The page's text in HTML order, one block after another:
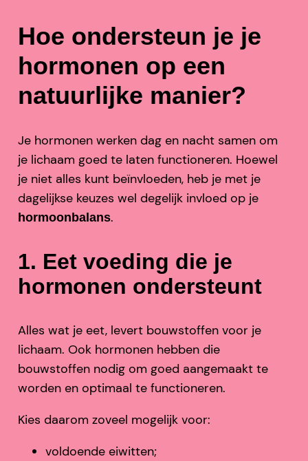
Hoe ondersteun je je
hormonen op een
natuurlijke manier?
Je hormonen werken dag en nacht samen om
je lichaam goed te laten functioneren. Hoewel
je niet alles kunt beïnvloeden, heb je met je
dagelijkse keuzes wel degelijk invloed op je
hormoonbalans.
1. Eet voeding die je
hormonen ondersteunt
Alles wat je eet, levert bouwstoffen voor je
lichaam. Ook hormonen hebben die
bouwstoffen nodig om goed aangemaakt te
worden en optimaal te functioneren.
Kies daarom zoveel mogelijk voor:
voldoende eiwitten;